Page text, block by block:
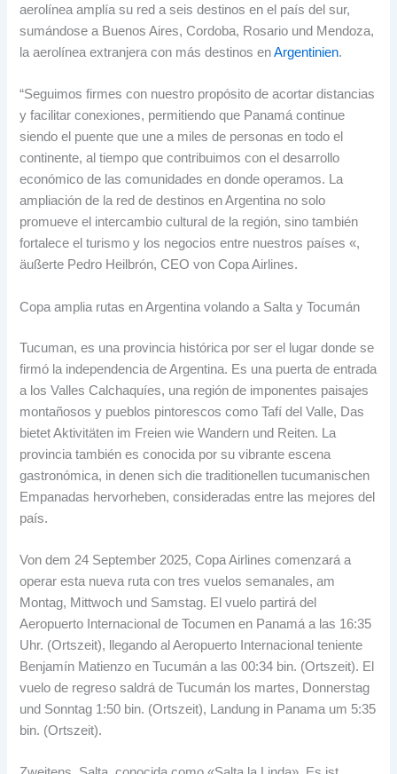
aerolínea amplía su red a seis destinos en el país del sur,
sumándose a Buenos Aires, Cordoba, Rosario und Mendoza,
la aerolínea extranjera con más destinos en Argentinien.
“Seguimos firmes con nuestro propósito de acortar distancias
y facilitar conexiones, permitiendo que Panamá continue
siendo el puente que une a miles de personas en todo el
continente,al tiempo que contribuimos con el desarrollo
económico de las comunidades en donde operamos. La
ampliación de la red de destinos en Argentina no solo
promueve el intercambio cultural de la región,sino también
fortalece el turismo y los negocios entre nuestros países «,
äußerte Pedro Heilbrón, CEO von Copa Airlines.
Copa amplia rutas en Argentina volando a Salta y Tocumán
Tucuman,es una provincia histórica por ser el lugar donde se
firmó la independencia de Argentina. Es una puerta de entrada
a los Valles Calchaquíes, una región de imponentes paisajes
montañosos y pueblos pintorescos como Tafí del Valle, Das
bietet Aktivitäten im Freien wie Wandern und Reiten.
La
provincia también es conocida por su vibrante escena
gastronómica, in denen sich die traditionellen tucumanischen
Empanadas hervorheben,consideradas entre las mejores del
país.
Von dem 24 September 2025,Copa Airlines comenzará a
operar esta nueva ruta con tres vuelos semanales, am
Montag, Mittwoch und Samstag. El vuelo partirá del
Aeropuerto Internacional de Tocumen en Panamá a las 16:35
Uhr. (Ortszeit),
llegando al Aeropuerto Internacional teniente
Benjamín Matienzo en Tucumán a las 00:34 bin. (Ortszeit). El
vuelo de regreso saldrá de Tucumán los martes, Donnerstag
und Sonntag 1:50 bin. (Ortszeit), Landung in Panama um 5:35
bin. (Ortszeit).